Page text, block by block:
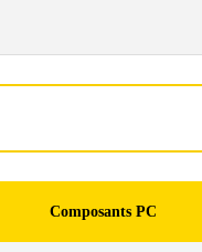
Composants PC